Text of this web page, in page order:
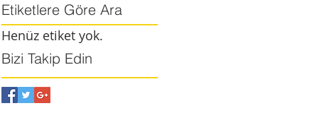
Etiketlere Göre Ara
Henüz etiket yok.
Bizi Takip Edin